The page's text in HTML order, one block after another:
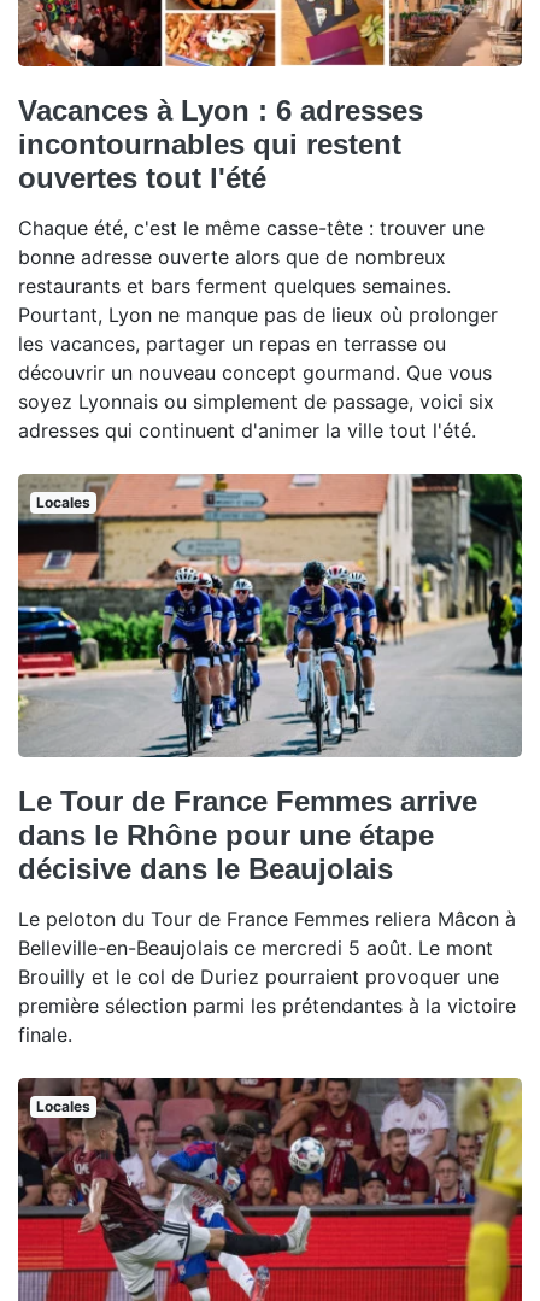
Vacances à Lyon : 6 adresses
incontournables qui restent
ouvertes tout l'été
Chaque été, c'est le même casse-tête : trouver une
bonne adresse ouverte alors que de nombreux
restaurants et bars ferment quelques semaines.
Pourtant, Lyon ne manque pas de lieux où prolonger
les vacances, partager un repas en terrasse ou
découvrir un nouveau concept gourmand. Que vous
soyez Lyonnais ou simplement de passage, voici six
adresses qui continuent d'animer la ville tout l'été.
Locales
Le Tour de France Femmes arrive
dans le Rhône pour une étape
décisive dans le Beaujolais
Le peloton du Tour de France Femmes reliera Mâcon à
Belleville-en-Beaujolais ce mercredi 5 août. Le mont
Brouilly et le col de Duriez pourraient provoquer une
première sélection parmi les prétendantes à la victoire
finale.
Locales